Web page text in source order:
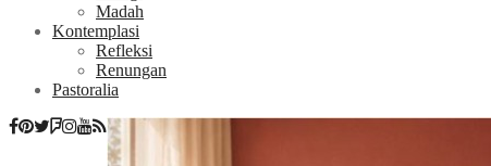
Madah
Kontemplasi
Refleksi
Renungan
Pastoralia